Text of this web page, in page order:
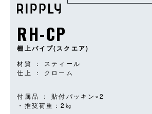
RH-CP
棚上パイプ(スクエア)
材質 ： スティール
仕上 ： クローム
付属品 ： 貼付パッキン×2
・推奨荷重：2㎏